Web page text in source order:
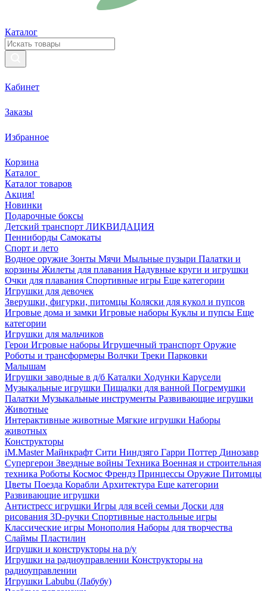
Каталог
Кабинет
Заказы
Избранное
Корзина
Каталог
Каталог товаров
Акция!
Новинки
Подарочные боксы
Детский транспорт ЛИКВИДАЦИЯ
Пенниборды Самокаты
Спорт и лето
Водное оружие Зонты Мячи Мыльные пузыри Палатки и
корзины Жилеты для плавания Надувные круги и игрушки
Очки для плавания Спортивные игры Еще категории
Игрушки для девочек
Зверушки, фигурки, питомцы Коляски для кукол и пупсов
Игровые дома и замки Игровые наборы Куклы и пупсы Еще
категории
Игрушки для мальчиков
Герои Игровые наборы Игрушечный транспорт Оружие
Роботы и трансформеры Волчки Треки Парковки
Малышам
Игрушки заводные в д/б Каталки Ходунки Карусели
Музыкальные игрушки Пищалки для ванной Погремушки
Палатки Музыкальные инструменты Развивающие игрушки
Животные
Интерактивные животные Мягкие игрушки Наборы
животных
Конструкторы
iM.Master Майнкрафт Сити Ниндзяго Гарри Поттер Динозавр
Супергерои Звездные войны Техника Военная и строительная
техника Роботы Космос Френдз Принцессы Оружие Питомцы
Цветы Поезда Корабли Архитектура Еще категории
Развивающие игрушки
Антистресс игрушки Игры для всей семьи Доски для
рисования 3D-ручки Спортивные настольные игры
Классические игры Монополия Наборы для творчества
Слаймы Пластилин
Игрушки и конструкторы на р/у
Игрушки на радиоуправлении Конструкторы на
радиоуправлении
Игрушки Labubu (Лабубу)